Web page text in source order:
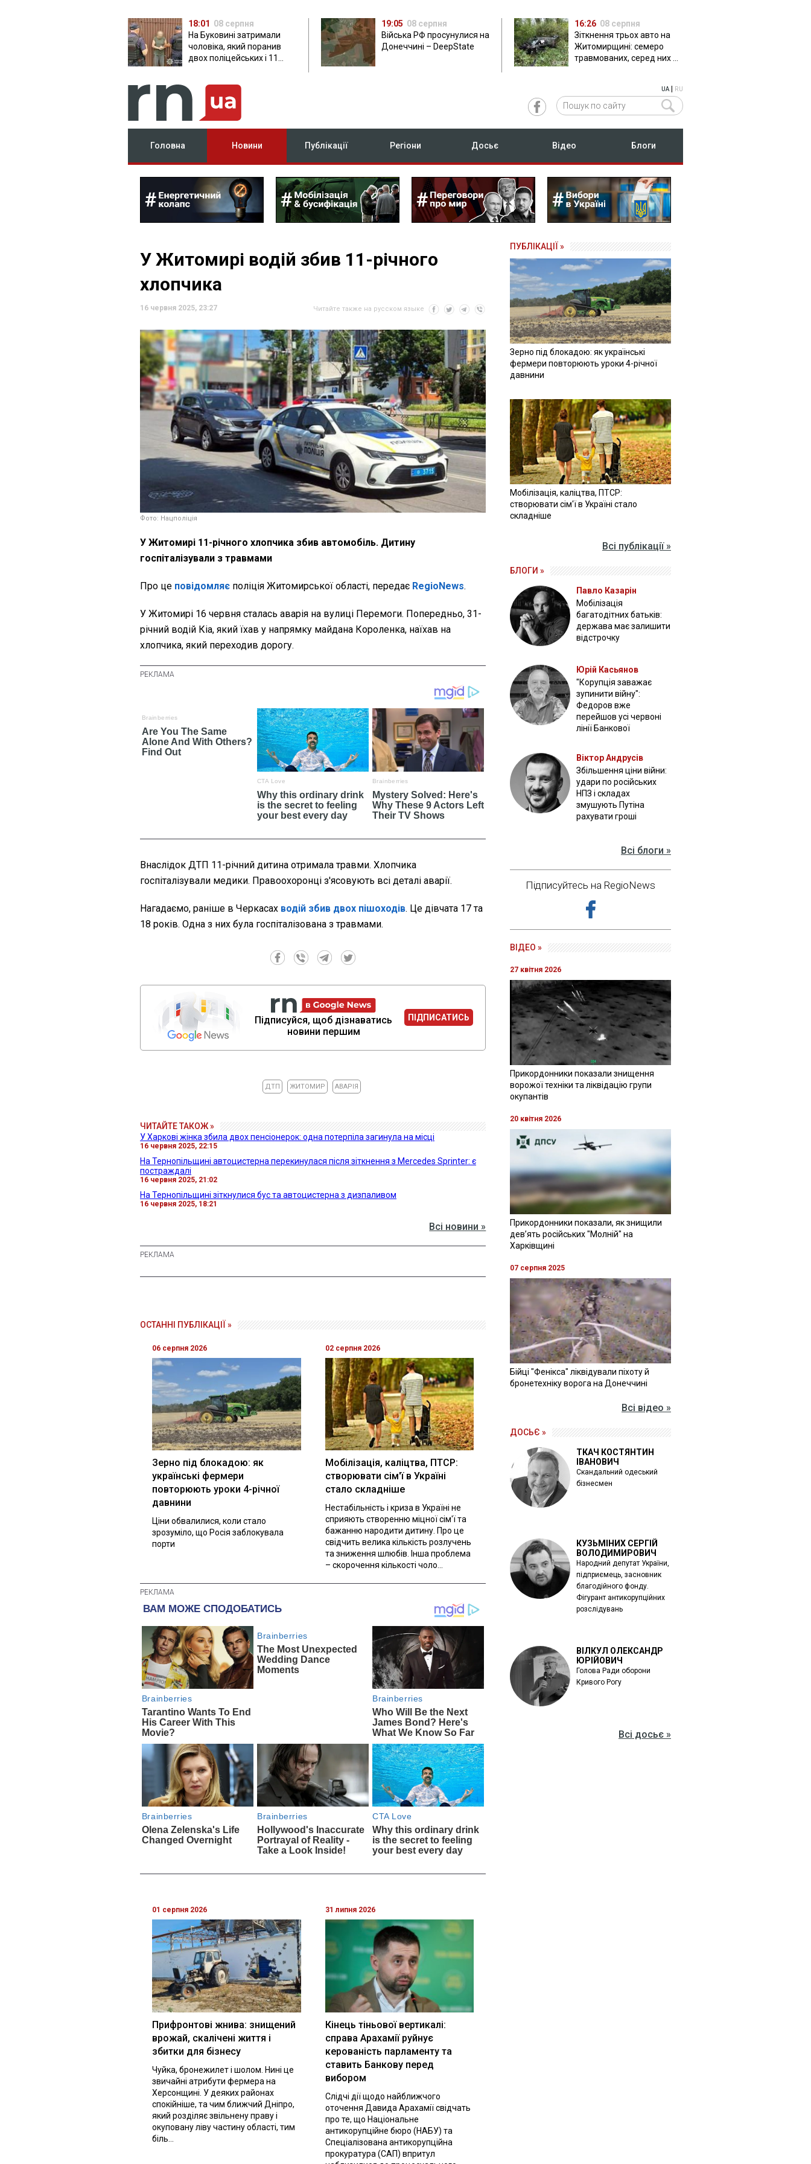
18:01 08 серпня
На Буковині затримали
чоловіка, який поранив
двох поліцейських і 11
19:05 08 серпня
Війська РФ просунулися на
Донеччині – DeepState
16:26 08 серпня
Зіткнення трьох авто на
Житомирщині: семеро
травмованих, серед них –
UA| RU
Головна Новини Публікації Регіони Досьє Відео Блоги
У Житомирі водій збив 11-річного
хлопчика
16 червня 2025, 23:27 Читайте также на русском языке
Фото: Нацполіція
У Житомирі 11-річного хлопчика збив автомобіль. Дитину
госпіталізували з травмами
Про це повідомляє поліція Житомирської області, передає RegioNews.
У Житомирі 16 червня сталась аварія на вулиці Перемоги. Попередньо, 31-
річний водій Кіа, який їхав у напрямку майдана Короленка, наїхав на
хлопчика, який переходив дорогу.
Внаслідок ДТП 11-річний дитина отримала травми. Хлопчика
госпіталізували медики. Правоохоронці з'ясовують всі деталі аварії.
Нагадаємо, раніше в Черкасах водій збив двох пішоходів. Це дівчата 17 та
18 років. Одна з них була госпіталізована з травмами.
Підписуйся, щоб дізнаватись
новини першим
ПІДПИСАТИСЬ
ДТП ЖИТОМИР АВАРІЯ
ЧИТАЙТЕ ТАКОЖ »
У Харкові жінка збила двох пенсіонерок: одна потерпіла загинула на місці
16 червня 2025, 22:15
На Тернопільщині автоцистерна перекинулася після зіткнення з Mercedes Sprinter: є
постраждалі
16 червня 2025, 21:02
На Тернопільщині зіткнулися бус та автоцистерна з дизпаливом
16 червня 2025, 18:21
Всі новини »
ОСТАННІ ПУБЛІКАЦІЇ »
06 серпня 2026
Зерно під блокадою: як
українські фермери
повторюють уроки 4-річної
давнини
Ціни обвалилися, коли стало
зрозуміло, що Росія заблокувала
порти
02 серпня 2026
Мобілізація, каліцтва, ПТСР:
створювати сім'ї в Україні
стало складніше
Нестабільність і криза в Україні не
сприяють створенню міцної сім'ї та
бажанню народити дитину. Про це
свідчить велика кількість розлучень
та зниження шлюбів. Інша проблема
– скорочення кількості чоло...
01 серпня 2026
Прифронтові жнива: знищений
врожай, скалічені життя і
збитки для бізнесу
Чуйка, бронежилет і шолом. Нині це
звичайні атрибути фермера на
Херсонщині. У деяких районах
спокійніше, та чим ближчий Дніпро,
який розділяє звільнену праву і
окуповану ліву частину області, тим
біль...
31 липня 2026
Кінець тіньової вертикалі:
справа Арахамії руйнує
керованість парламенту та
ставить Банкову перед
вибором
Слідчі дії щодо найближчого
оточення Давида Арахамії свідчать
про те, що Національне
антикорупційне бюро (НАБУ) та
Спеціалізована антикорупційна
прокуратура (САП) впритул
ПУБЛІКАЦІЇ »
Зерно під блокадою: як українські
фермери повторюють уроки 4-річної
давнини
Мобілізація, каліцтва, ПТСР:
створювати сім'ї в Україні стало
складніше
Всі публікації »
БЛОГИ »
Павло Казарін
Мобілізація
багатодітних батьків:
держава має залишити
відстрочку
Юрій Касьянов
"Корупція заважає
зупинити війну":
Федоров вже
перейшов усі червоні
лінії Банкової
Віктор Андрусів
Збільшення ціни війни:
удари по російських
НПЗ і складах
змушують Путіна
рахувати гроші
Всі блоги »
Підписуйтесь на RegioNews
ВІДЕО »
27 квітня 2026
Прикордонники показали знищення
ворожої техніки та ліквідацію групи
окупантів
20 квітня 2026
Прикордонники показали, як знищили
девʼять російських "Молній" на
Харківщині
07 серпня 2025
Бійці "Фенікса" ліквідували піхоту й
бронетехніку ворога на Донеччині
Всі відео »
ДОСЬЄ »
ТКАЧ КОСТЯНТИН
ІВАНОВИЧ
Скандальний одеський
бізнесмен
КУЗЬМІНИХ СЕРГІЙ
ВОЛОДИМИРОВИЧ
Народний депутат України,
підприємець, засновник
благодійного фонду.
Фігурант антикорупційних
розслідувань
ВІЛКУЛ ОЛЕКСАНДР
ЮРІЙОВИЧ
Голова Ради оборони
Кривого Рогу
Всі досьє »